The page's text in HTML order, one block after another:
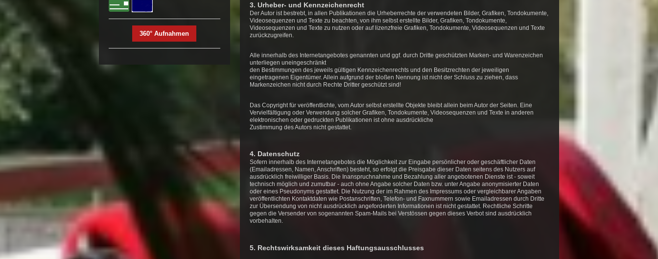
3. Urheber- und Kennzeichenrecht
Der Autor ist bestrebt, in allen Publikationen die Urheberrechte der verwendeten Bilder, Grafiken, Tondokumente,
Videosequenzen und Texte zu beachten, von ihm selbst erstellte Bilder, Grafiken, Tondokumente,
Videosequenzen und Texte zu nutzen oder auf lizenzfreie Grafiken, Tondokumente, Videosequenzen und Texte
zurückzugreifen.
Alle innerhalb des Internetangebotes genannten und ggf. durch Dritte geschützten Marken- und Warenzeichen
unterliegen uneingeschränkt
den Bestimmungen des jeweils gültigen Kennzeichenrechts und den Besitzrechten der jeweiligen
eingetragenen Eigentümer. Allein aufgrund der bloßen Nennung ist nicht der Schluss zu ziehen, dass
Markenzeichen nicht durch Rechte Dritter geschützt sind!
Das Copyright für veröffentlichte, vom Autor selbst erstellte Objekte bleibt allein beim Autor der Seiten. Eine
Vervielfältigung oder Verwendung solcher Grafiken, Tondokumente, Videosequenzen und Texte in anderen
elektronischen oder gedruckten Publikationen ist ohne ausdrückliche
Zustimmung des Autors nicht gestattet.
4. Datenschutz
Sofern innerhalb des Internetangebotes die Möglichkeit zur Eingabe persönlicher oder geschäftlicher Daten
(Emailadressen, Namen, Anschriften) besteht, so erfolgt die Preisgabe dieser Daten seitens des Nutzers auf
ausdrücklich freiwilliger Basis. Die Inanspruchnahme und Bezahlung aller angebotenen Dienste ist - soweit
technisch möglich und zumutbar - auch ohne Angabe solcher Daten bzw. unter Angabe anonymisierter Daten
oder eines Pseudonyms gestattet. Die Nutzung der im Rahmen des Impressums oder vergleichbarer Angaben
veröffentlichten Kontaktdaten wie Postanschriften, Telefon- und Faxnummern sowie Emailadressen durch Dritte
zur Übersendung von nicht ausdrücklich angeforderten Informationen ist nicht gestattet. Rechtliche Schritte
gegen die Versender von sogenannten Spam-Mails bei Verstössen gegen dieses Verbot sind ausdrücklich
vorbehalten.
5. Rechtswirksamkeit dieses Haftungsausschlusses
360° Aufnahmen